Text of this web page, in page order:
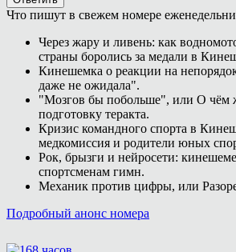
Что пишут в свежем номере
Через жару и ливень: как
страны боролись за медали в
Кинешемка о реакции на
даже не ожидала".
"Мозгов бы побольше", или О чём
подготовку теракта.
Кризис командного спорта в
медкомиссия и родители юных
Рок, брызги и нейросети:
спортсменам гимн.
Механик против цифры, или
Подробный анонс номера